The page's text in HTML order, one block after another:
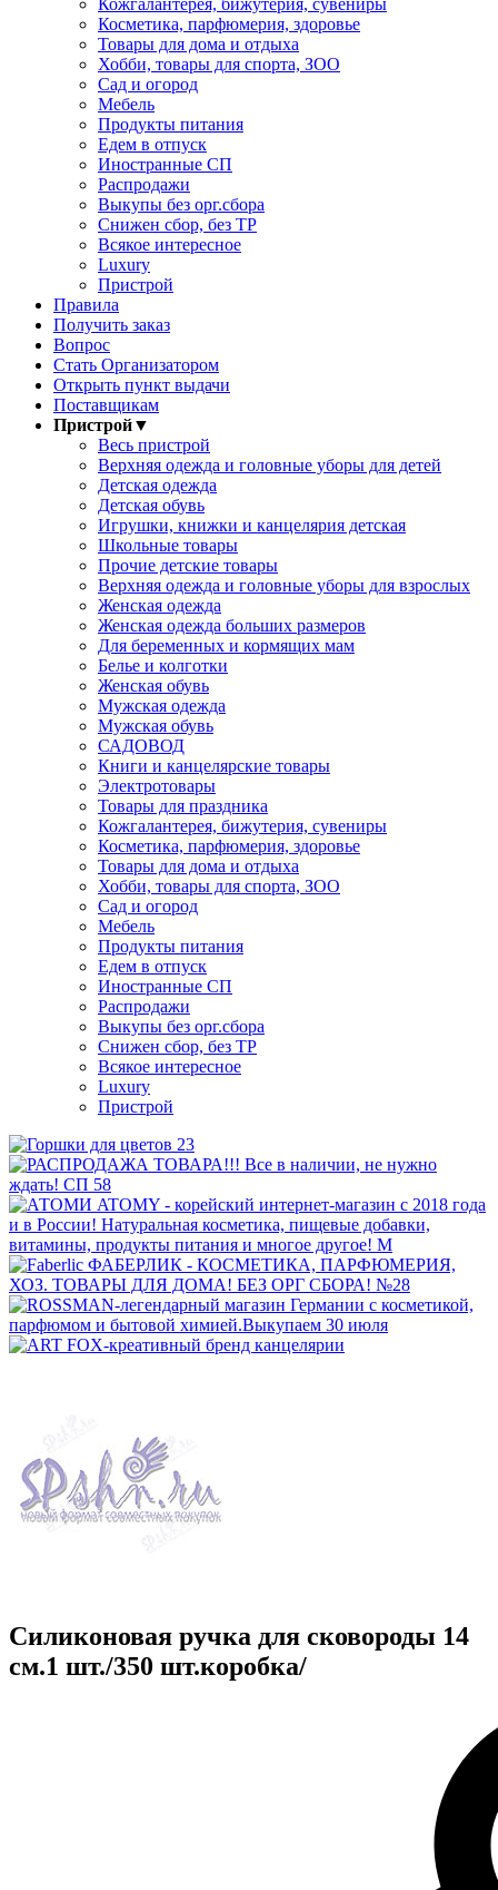
Кожгалантерея, бижутерия, сувениры
Косметика, парфюмерия, здоровье
Товары для дома и отдыха
Хобби, товары для спорта, ЗОО
Сад и огород
Мебель
Продукты питания
Едем в отпуск
Иностранные СП
Распродажи
Выкупы без орг.сбора
Снижен сбор, без ТР
Всякое интересное
Luxury
Пристрой
Правила
Получить заказ
Вопрос
Стать Организатором
Открыть пункт выдачи
Поставщикам
Пристрой▼
Весь пристрой
Верхняя одежда и головные уборы для детей
Детская одежда
Детская обувь
Игрушки, книжки и канцелярия детская
Школьные товары
Прочие детские товары
Верхняя одежда и головные уборы для взрослых
Женская одежда
Женская одежда больших размеров
Для беременных и кормящих мам
Белье и колготки
Женская обувь
Мужская одежда
Мужская обувь
САДОВОД
Книги и канцелярские товары
Электротовары
Товары для праздника
Кожгалантерея, бижутерия, сувениры
Косметика, парфюмерия, здоровье
Товары для дома и отдыха
Хобби, товары для спорта, ЗОО
Сад и огород
Мебель
Продукты питания
Едем в отпуск
Иностранные СП
Распродажи
Выкупы без орг.сбора
Снижен сбор, без ТР
Всякое интересное
Luxury
Пристрой
Силиконовая ручка для сковороды 14
см.1 шт./350 шт.коробка/